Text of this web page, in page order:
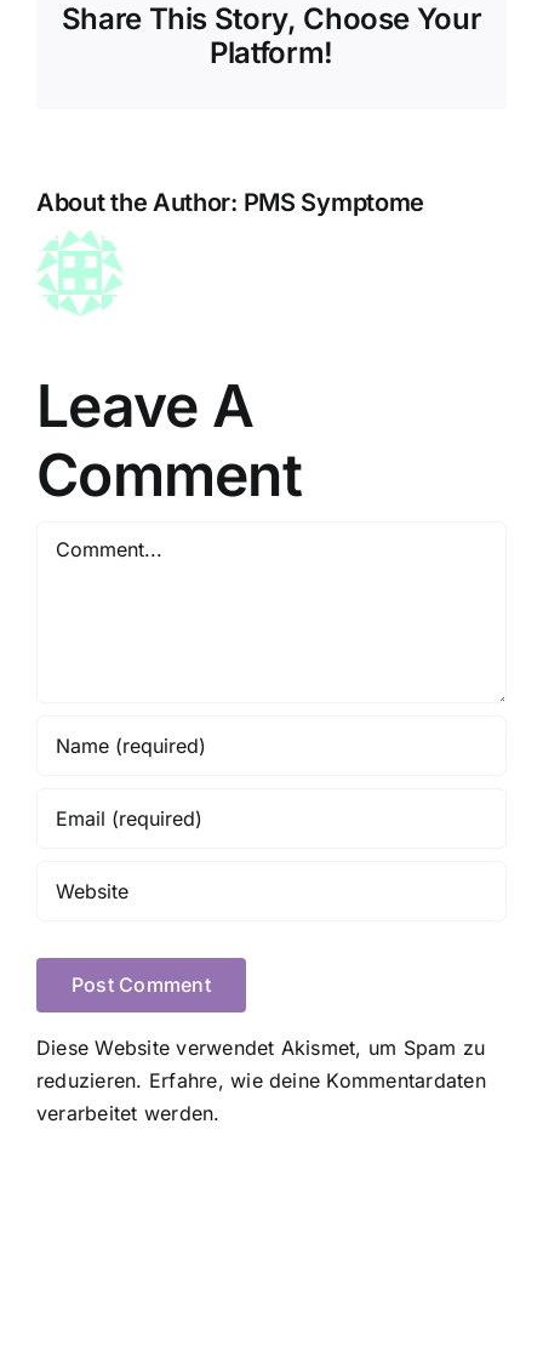
Share This Story, Choose Your
Platform!
About the Author: PMS Symptome
Leave A
Comment
Comment
Diese Website verwendet Akismet, um Spam zu
reduzieren. Erfahre, wie deine Kommentardaten
verarbeitet werden.